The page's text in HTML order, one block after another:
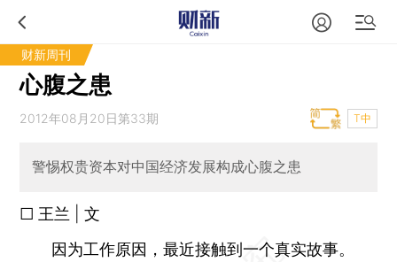
财新周刊
心腹之患
2012年08月20日第33期 T中
警惕权贵资本对中国经济发展构成心腹之患
□ 王兰 | 文
因为工作原因，最近接触到一个真实故事。